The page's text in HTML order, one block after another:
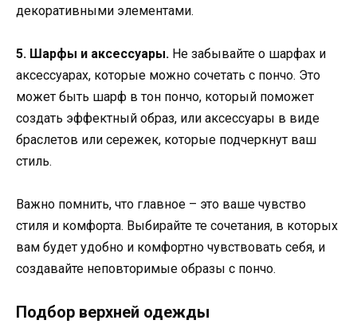
декоративными элементами.
5. Шарфы и аксессуары. Не забывайте о шарфах и
аксессуарах, которые можно сочетать с пончо. Это
может быть шарф в тон пончо, который поможет
создать эффектный образ, или аксессуары в виде
браслетов или сережек, которые подчеркнут ваш
стиль.
Важно помнить, что главное – это ваше чувство
стиля и комфорта. Выбирайте те сочетания, в которых
вам будет удобно и комфортно чувствовать себя, и
создавайте неповторимые образы с пончо.
Подбор верхней одежды